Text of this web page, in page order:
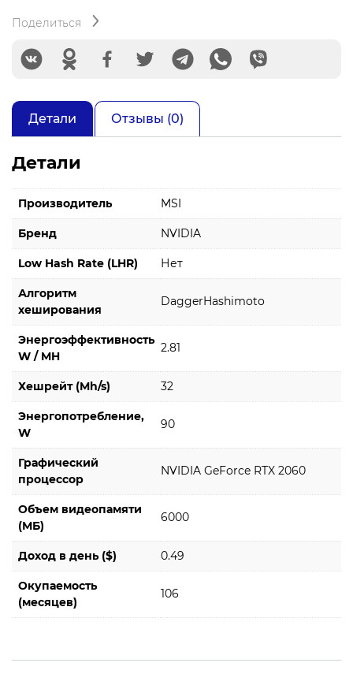
Поделиться
Детали Отзывы (0)
Детали
Производитель MSI
Бренд NVIDIA
Low Hash Rate (LHR) Нет
Алгоритм
хеширования
DaggerHashimoto
Энергоэффективность
W / MH
2.81
Хешрейт (Mh/s) 32
Энергопотребление,
W
90
Графический
процессор
NVIDIA GeForce RTX 2060
Объем видеопамяти
(МБ)
6000
Доход в день ($) 0.49
Окупаемость
(месяцев)
106